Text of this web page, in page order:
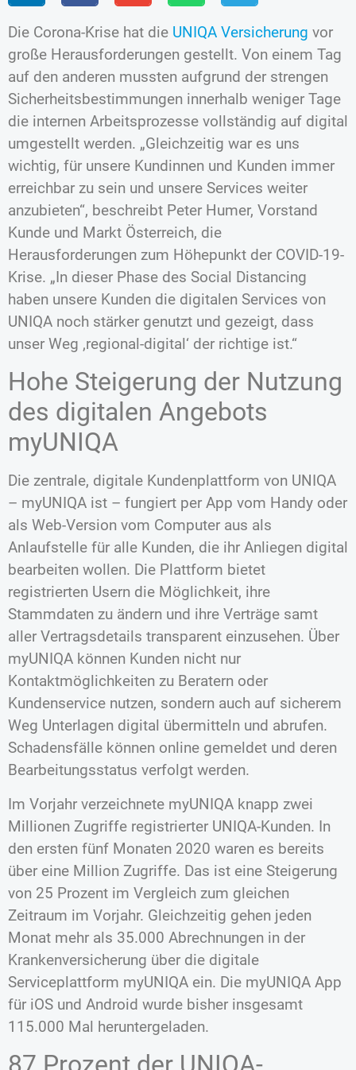
Die Corona-Krise hat die UNIQA Versicherung vor
große Herausforderungen gestellt. Von einem Tag
auf den anderen mussten aufgrund der strengen
Sicherheitsbestimmungen innerhalb weniger Tage
die internen Arbeitsprozesse vollständig auf digital
umgestellt werden. „Gleichzeitig war es uns
wichtig, für unsere Kundinnen und Kunden immer
erreichbar zu sein und unsere Services weiter
anzubieten“, beschreibt Peter Humer, Vorstand
Kunde und Markt Österreich, die
Herausforderungen zum Höhepunkt der COVID-19-
Krise. „In dieser Phase des Social Distancing
haben unsere Kunden die digitalen Services von
UNIQA noch stärker genutzt und gezeigt, dass
unser Weg ‚regional-digital‘ der richtige ist.“
Hohe Steigerung der Nutzung
des digitalen Angebots
myUNIQA
Die zentrale, digitale Kundenplattform von UNIQA
– myUNIQA ist – fungiert per App vom Handy oder
als Web-Version vom Computer aus als
Anlaufstelle für alle Kunden, die ihr Anliegen digital
bearbeiten wollen. Die Plattform bietet
registrierten Usern die Möglichkeit, ihre
Stammdaten zu ändern und ihre Verträge samt
aller Vertragsdetails transparent einzusehen. Über
myUNIQA können Kunden nicht nur
Kontaktmöglichkeiten zu Beratern oder
Kundenservice nutzen, sondern auch auf sicherem
Weg Unterlagen digital übermitteln und abrufen.
Schadensfälle können online gemeldet und deren
Bearbeitungsstatus verfolgt werden.
Im Vorjahr verzeichnete myUNIQA knapp zwei
Millionen Zugriffe registrierter UNIQA-Kunden. In
den ersten fünf Monaten 2020 waren es bereits
über eine Million Zugriffe. Das ist eine Steigerung
von 25 Prozent im Vergleich zum gleichen
Zeitraum im Vorjahr. Gleichzeitig gehen jeden
Monat mehr als 35.000 Abrechnungen in der
Krankenversicherung über die digitale
Serviceplattform myUNIQA ein. Die myUNIQA App
für iOS und Android wurde bisher insgesamt
115.000 Mal heruntergeladen.